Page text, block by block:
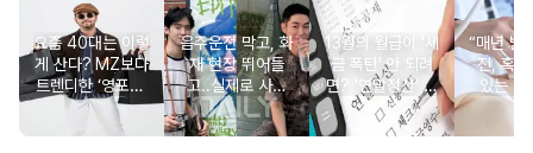
요즘 40대는 이렇
게 산다? MZ보다
트렌디한 ‘영포티’
분석
음주운전 막고, 화
재 현장 뛰어들
고..실제로 사람
구한 연예인 10
13월의 월급이 '세
금 폭탄' 안 되려
면? '연말정산' 핵
심 꿀팁 A to Z
“매년 받
진, 혹시
있는 건
요?”